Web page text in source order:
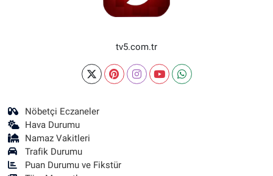
tv5.com.tr
Nöbetçi Eczaneler
Hava Durumu
Namaz Vakitleri
Trafik Durumu
Puan Durumu ve Fikstür